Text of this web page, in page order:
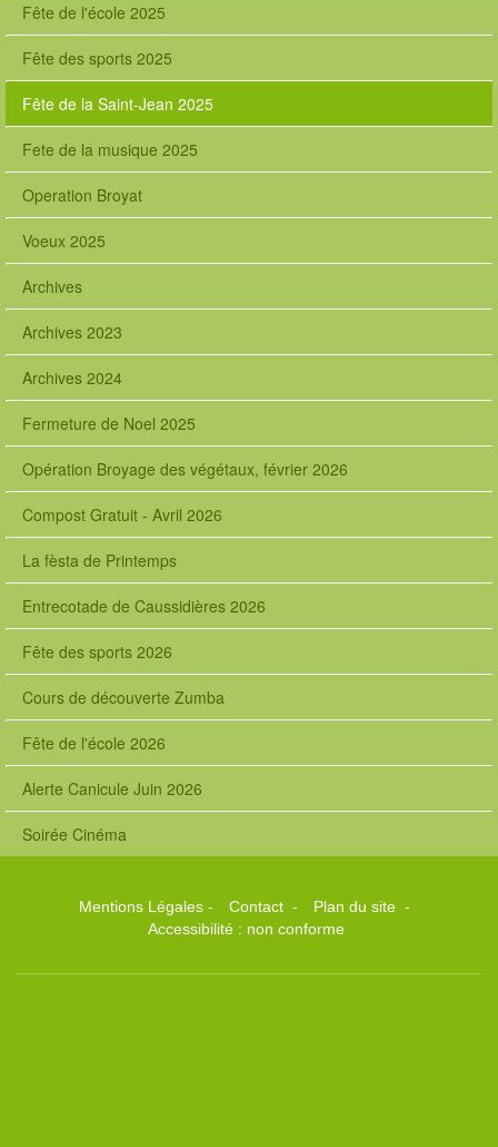
Fête de l'école 2025
Fête des sports 2025
Fête de la Saint-Jean 2025
Fete de la musique 2025
Operation Broyat
Voeux 2025
Archives
Archives 2023
Archives 2024
Fermeture de Noel 2025
Opération Broyage des végétaux, février 2026
Compost Gratuit - Avril 2026
La fèsta de Printemps
Entrecotade de Caussidières 2026
Fête des sports 2026
Cours de découverte Zumba
Fête de l'école 2026
Alerte Canicule Juin 2026
Soirée Cinéma
Mentions Légales- Contact - Plan du site -
Accessibilité : non conforme